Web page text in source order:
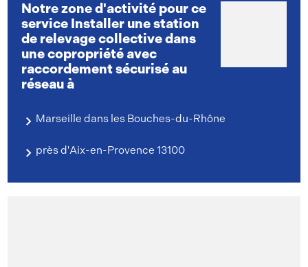
Notre zone d'activité pour ce
service Installer une station
de relevage collective dans
une copropriété avec
raccordement sécurisé au
réseau à
Marseille dans les Bouches-du-Rhône
près d'Aix-en-Provence 13100